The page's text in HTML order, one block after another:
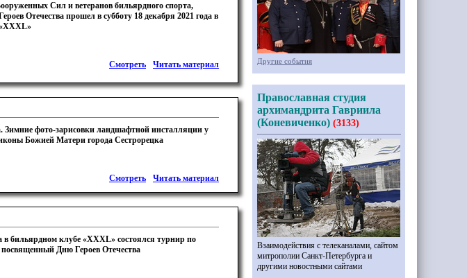
Сил и ветеранов бильярдного спорта,
Отечества прошел в субботу 18 декабря 2021 года в
Читать материал
Смотреть
Зимние фото-зарисовки ландшафтной инсталляции у
Божией Матери города Сестрорецка
Читать материал
Смотреть
в бильярдном клубе «ХХХL» состоялся турнир по
посвященный Дню Героев Отечества
Другие события
Православная студия
архимандрита Гавриила
(Коневиченко) (3133)
Взаимодействия с телеканалами, сайтом
митрополии Санкт-Петербурга и
другими новостными сайтами